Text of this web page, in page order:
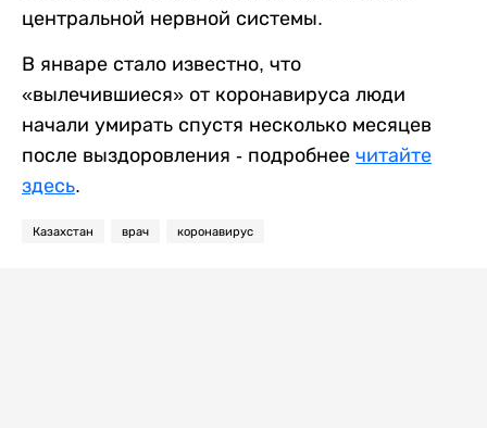
центральной нервной системы.
В январе стало известно, что
«вылечившиеся» от коронавируса люди
начали умирать спустя несколько месяцев
после выздоровления - подробнее читайте
здесь.
Казахстан врач коронавирус